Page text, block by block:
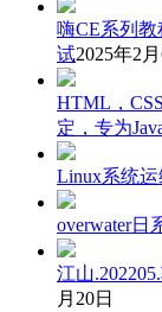
嗨CE系列
试2025年2月
HTML，
定，专为
Linux系统
overwater日
江山
月20日